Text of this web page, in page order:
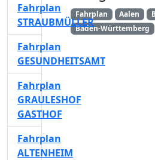
Fahrplan Aalen
Baden-Württemberg
Fahrplan
STRAUBMÜLLER
Fahrplan
GESUNDHEITSAMT
Fahrplan
GRAULESHOF
GASTHOF
Fahrplan
ALTENHEIM